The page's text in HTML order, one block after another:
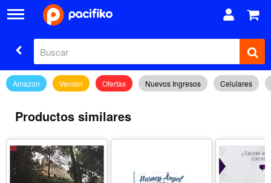
Amazon Vender Ofertas Nuevos Ingresos Celulares
Productos similares